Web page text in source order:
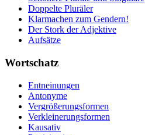
Doppelte Pluräler
Klarmachen zum Gendern!
Der Stork der Adjektive
Aufsätze
Wortschatz
Entneinungen
Antonyme
Vergrößerungsformen
Verkleinerungsformen
Kausativ